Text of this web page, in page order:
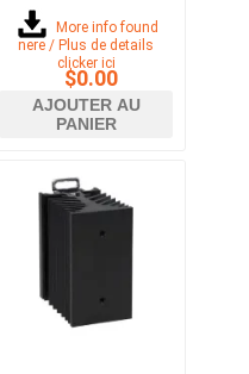
More info found
here / Plus de details
clicker ici
$0.00
AJOUTER AU
PANIER